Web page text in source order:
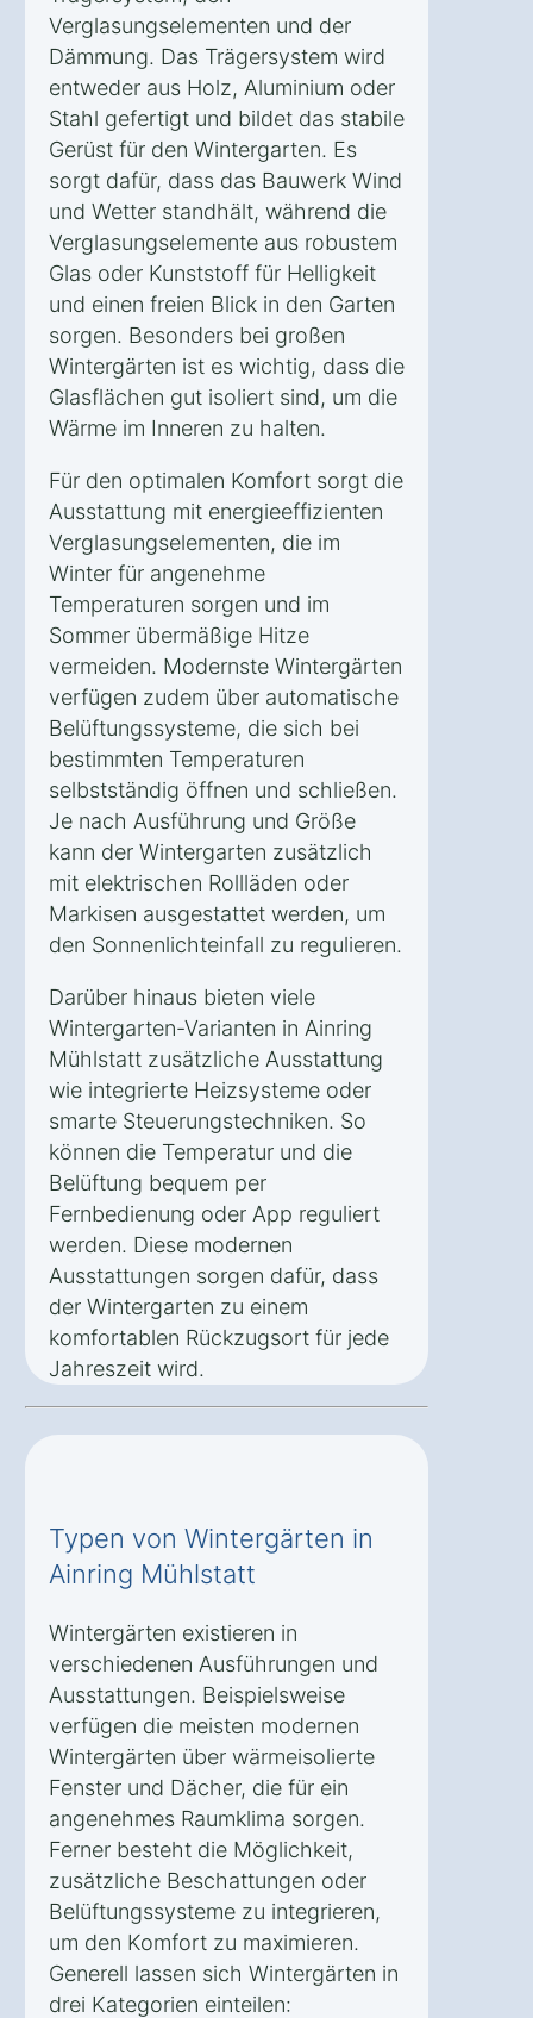
Verglasungselementen und der
Dämmung. Das Trägersystem wird
entweder aus Holz, Aluminium oder
Stahl gefertigt und bildet das stabile
Gerüst für den Wintergarten. Es
sorgt dafür, dass das Bauwerk Wind
und Wetter standhält, während die
Verglasungselemente aus robustem
Glas oder Kunststoff für Helligkeit
und einen freien Blick in den Garten
sorgen. Besonders bei großen
Wintergärten ist es wichtig, dass die
Glasflächen gut isoliert sind, um die
Wärme im Inneren zu halten.
Für den optimalen Komfort sorgt die
Ausstattung mit energieeffizienten
Verglasungselementen, die im
Winter für angenehme
Temperaturen sorgen und im
Sommer übermäßige Hitze
vermeiden. Modernste Wintergärten
verfügen zudem über automatische
Belüftungssysteme, die sich bei
bestimmten Temperaturen
selbstständig öffnen und schließen.
Je nach Ausführung und Größe
kann der Wintergarten zusätzlich
mit elektrischen Rollläden oder
Markisen ausgestattet werden, um
den Sonnenlichteinfall zu regulieren.
Darüber hinaus bieten viele
Wintergarten-Varianten in Ainring
Mühlstatt zusätzliche Ausstattung
wie integrierte Heizsysteme oder
smarte Steuerungstechniken. So
können die Temperatur und die
Belüftung bequem per
Fernbedienung oder App reguliert
werden. Diese modernen
Ausstattungen sorgen dafür, dass
der Wintergarten zu einem
komfortablen Rückzugsort für jede
Jahreszeit wird.
Typen von Wintergärten in
Ainring Mühlstatt
Wintergärten existieren in
verschiedenen Ausführungen und
Ausstattungen. Beispielsweise
verfügen die meisten modernen
Wintergärten über wärmeisolierte
Fenster und Dächer, die für ein
angenehmes Raumklima sorgen.
Ferner besteht die Möglichkeit,
zusätzliche Beschattungen oder
Belüftungssysteme zu integrieren,
um den Komfort zu maximieren.
Generell lassen sich Wintergärten in
drei Kategorien einteilen: